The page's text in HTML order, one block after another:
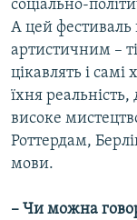
соціально-
А цей фестиваль
артистичним –
цікавлять і
їхня
високе
Роттердам,
мови.
– Чи можна